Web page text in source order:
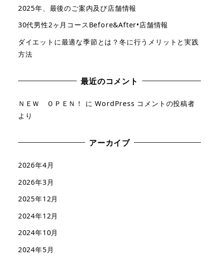
2025年、最後のご案内及び店舗情報
30代男性2ヶ月コースBefore&After•店舗情報
ダイエットに最適な季節とは？冬に行うメリットと実践
方法
最近のコメント
ＮＥＷ ＯＰＥＮ！ にWordPress コメントの投稿者
より
アーカイブ
2026年4月
2026年3月
2025年12月
2024年12月
2024年10月
2024年5月